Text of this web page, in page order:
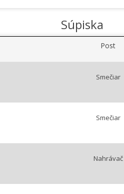
Súpiska
Post
Smečiar
Smečiar
Nahrávač